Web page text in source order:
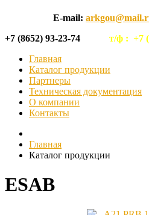
E-mail:
+7 (8652) 93-23-74 т/ф : +7
Главная
Каталог продукции
Партнеры
Техническая документация
О компании
Контакты
Главная
Каталог продукции
ESAB